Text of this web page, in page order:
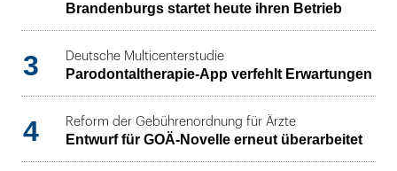
Brandenburgs startet heute ihren Betrieb
3 Deutsche Multicenterstudie
Parodontaltherapie-App verfehlt Erwartungen
4 Reform der Gebührenordnung für Ärzte
Entwurf für GOÄ-Novelle erneut überarbeitet